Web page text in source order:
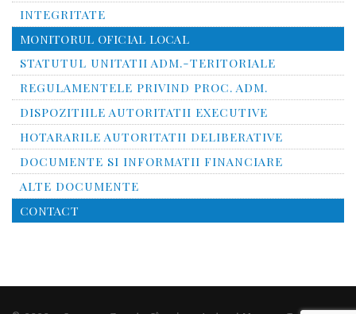
INTEGRITATE
MONITORUL OFICIAL LOCAL
STATUTUL UNITATII ADM.-TERITORIALE
REGULAMENTELE PRIVIND PROC. ADM.
DISPOZITIILE AUTORITATII EXECUTIVE
HOTARARILE AUTORITATII DELIBERATIVE
DOCUMENTE SI INFORMATII FINANCIARE
ALTE DOCUMENTE
CONTACT